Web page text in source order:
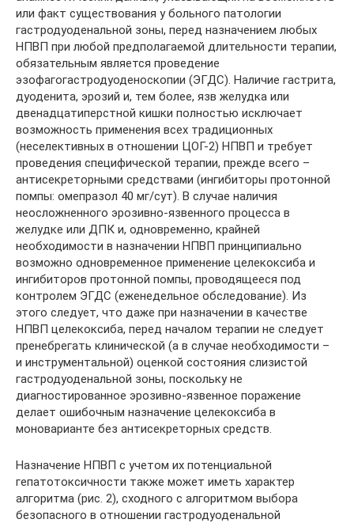
или факт существования у больного патологии
гастродуоденальной зоны, перед назначением любых
НПВП при любой предполагаемой длительности терапии,
обязательным является проведение
эзофагогастродуоденоскопии (ЭГДС). Наличие гастрита,
дуоденита, эрозий и, тем более, язв желудка или
двенадцатиперстной кишки полностью исключает
возможность применения всех традиционных
(неселективных в отношении ЦОГ-2) НПВП и требует
проведения специфической терапии, прежде всего –
антисекреторными средствами (ингибиторы протонной
помпы: омепразол 40 мг/сут). В случае наличия
неосложненного эрозивно-язвенного процесса в
желудке или ДПК и, одновременно, крайней
необходимости в назначении НПВП принципиально
возможно одновременное применение целекоксиба и
ингибиторов протонной помпы, проводящееся под
контролем ЭГДС (еженедельное обследование). Из
этого следует, что даже при назначении в качестве
НПВП целекоксиба, перед началом терапии не следует
пренебрегать клинической (а в случае необходимости –
и инструментальной) оценкой состояния слизистой
гастродуоденальной зоны, поскольку не
диагностированное эрозивно-язвенное поражение
делает ошибочным назначение целекоксиба в
моноварианте без антисекреторных средств.
Назначение НПВП с учетом их потенциальной
гепатотоксичности также может иметь характер
алгоритма (рис. 2), сходного с алгоритмом выбора
безопасного в отношении гастродуоденальной